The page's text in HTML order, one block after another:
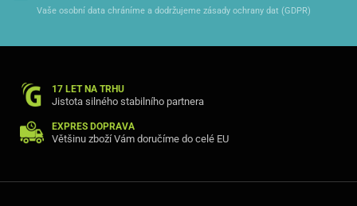
Vaše osobní data chráníme a dodržujeme zásady ochrany dat (GDPR)
17 LET NA TRHU
Jistota silného stabilního partnera
EXPRES DOPRAVA
Většinu zboží Vám doručíme do celé EU